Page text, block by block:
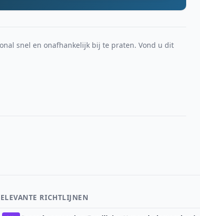
snel en onafhankelijk bij te praten. Vond u dit
RICHTLIJNEN